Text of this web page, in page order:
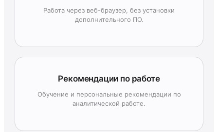
Работа через веб-браузер, без установки
дополнительного ПО.
Рекомендации по работе
Обучение и персональные рекомендации по
аналитической работе.